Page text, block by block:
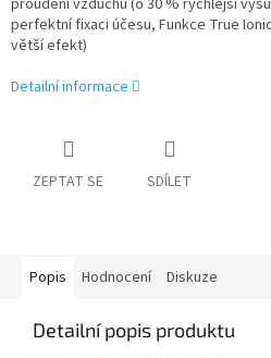
proudění vzduchu (o 30 % rychlejší
perfektní fixaci účesu, Funkce True
větší efekt)
Detailní informace
ZEPTAT SE SDÍLET
Popis Hodnocení Diskuze
Detailní popis produktu